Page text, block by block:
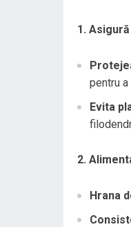
1.
pentru
Evita
2.
Hrana